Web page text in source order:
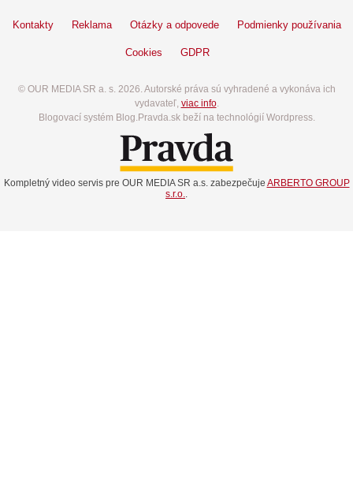
Kontakty Reklama Otázky a odpovede Podmienky používania
Cookies GDPR
© OUR MEDIA SR a. s. 2026. Autorské práva sú vyhradené a vykonáva ich
vydavateľ, viac info.
Blogovací systém Blog.Pravda.sk beží na technológií Wordpress.
Kompletný video servis pre OUR MEDIA SR a.s. zabezpečuje ARBERTO GROUP
s.r.o..